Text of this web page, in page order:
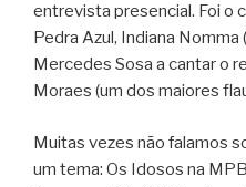
entrevista presencial. Foi o
Pedra Azul, Indiana
Mercedes Sosa a cantar o
Moraes (um dos maiores
Muitas vezes não falamos
um tema: Os Idosos na